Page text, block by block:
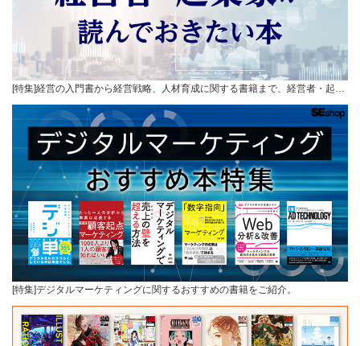
[特集]経営の入門書から経営戦略、人材育成に関する書籍まで、経営者・起…
[特集]デジタルマーケティングに関するおすすめの書籍をご紹介。